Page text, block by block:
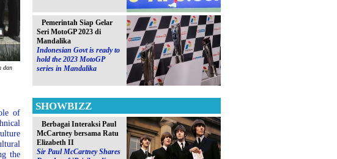
dan
of
the
Pemerintah Siap Gelar
Seri MotoGP 2023 di
Mandalika
Indonesian Govt is ready to
hold the 2023 MotoGP
series in Mandalika
SHOWBIZZ
Berbagai Interaksi Paul
McCartney bersama Ratu
Elizabeth II
Sir Paul McCartney Shares